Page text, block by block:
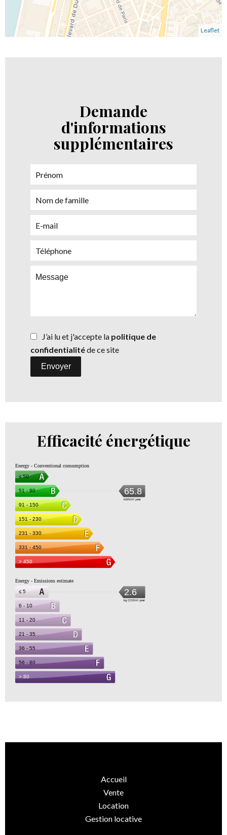
Leaflet
Demande
d'informations
supplémentaires
J’ai lu et j'accepte la politique de
confidentialitéde ce site
Envoyer
Efficacité énergétique
Accueil
Vente
Location
Gestion locative